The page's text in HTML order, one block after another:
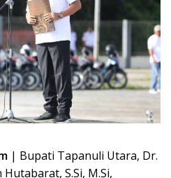
| Bupati Tapanuli Utara, Dr.
S.Si, M.Si,